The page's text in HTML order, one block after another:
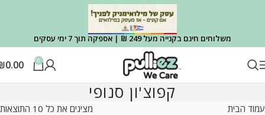
משלוחים חינם בקנייה מעל 249 ₪ | אספקה תוך 7 ימי עסקים
0
0.00
קפוצ'ון סנופי
עמוד הבית מציגים את כל ⁦10⁩ התוצאות